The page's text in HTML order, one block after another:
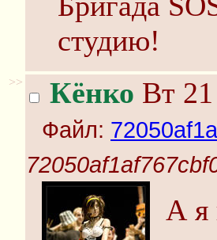
студию!
>> Кёнко Вт
Файл:
А я